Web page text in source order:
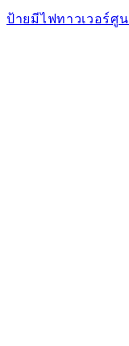
ป้ายมีไฟทาวเวอร์ศู